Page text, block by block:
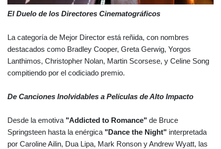
El Duelo de los Directores Cinematográficos
La categoría de Mejor Director está reñida, con nombres
destacados como Bradley Cooper, Greta Gerwig, Yorgos
Lanthimos, Christopher Nolan, Martin Scorsese, y Celine Song
compitiendo por el codiciado premio.
De Canciones Inolvidables a Películas de Alto Impacto
Desde la emotiva "Addicted to Romance" de Bruce
Springsteen hasta la enérgica "Dance the Night" interpretada
por Caroline Ailin, Dua Lipa, Mark Ronson y Andrew Wyatt, las